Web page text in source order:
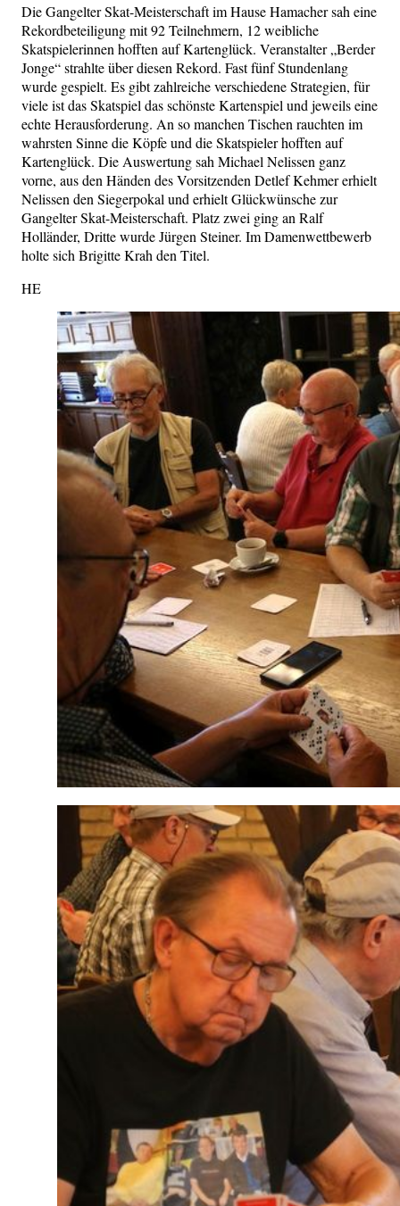
Die Gangelter Skat-Meisterschaft im Hause Hamacher sah eine
Rekordbeteiligung mit 92 Teilnehmern, 12 weibliche
Skatspielerinnen hofften auf Kartenglück. Veranstalter „Berder
Jonge“ strahlte über diesen Rekord. Fast fünf Stundenlang
wurde gespielt. Es gibt zahlreiche verschiedene Strategien, für
viele ist das Skatspiel das schönste Kartenspiel und jeweils eine
echte Herausforderung. An so manchen Tischen rauchten im
wahrsten Sinne die Köpfe und die Skatspieler hofften auf
Kartenglück. Die Auswertung sah Michael Nelissen ganz
vorne, aus den Händen des Vorsitzenden Detlef Kehmer erhielt
Nelissen den Siegerpokal und erhielt Glückwünsche zur
Gangelter Skat-Meisterschaft. Platz zwei ging an Ralf
Holländer, Dritte wurde Jürgen Steiner. Im Damenwettbewerb
holte sich Brigitte Krah den Titel.
HE